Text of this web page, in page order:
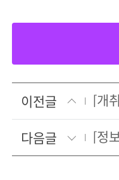
이전글
다음글